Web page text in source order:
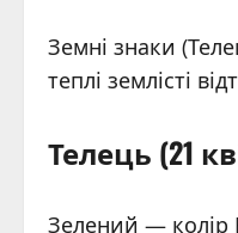
Земні знаки
теплі землісті
Телець (21
Зелений — колір